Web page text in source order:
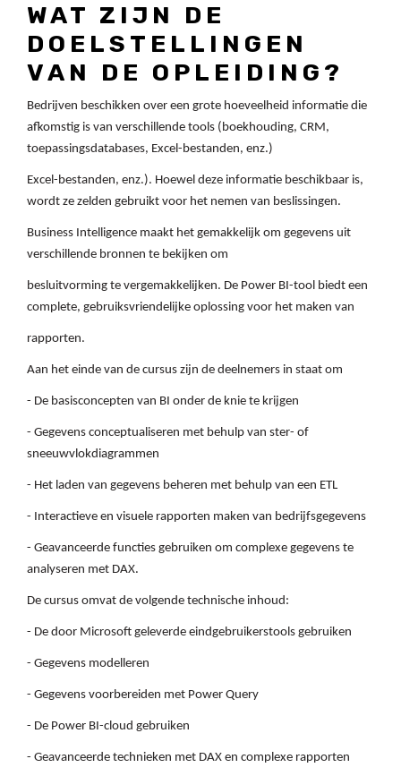
WAT ZIJN DE
DOELSTELLINGEN
VAN DE OPLEIDING?
Bedrijven beschikken over een grote hoeveelheid informatie die
afkomstig is van verschillende tools (boekhouding, CRM,
toepassingsdatabases, Excel-bestanden, enz.)
Excel-bestanden, enz.). Hoewel deze informatie beschikbaar is,
wordt ze zelden gebruikt voor het nemen van beslissingen.
Business Intelligence maakt het gemakkelijk om gegevens uit
verschillende bronnen te bekijken om
besluitvorming te vergemakkelijken. De Power BI-tool biedt een
complete, gebruiksvriendelijke oplossing voor het maken van
rapporten.
Aan het einde van de cursus zijn de deelnemers in staat om
- De basisconcepten van BI onder de knie te krijgen
- Gegevens conceptualiseren met behulp van ster- of
sneeuwvlokdiagrammen
- Het laden van gegevens beheren met behulp van een ETL
- Interactieve en visuele rapporten maken van bedrijfsgegevens
- Geavanceerde functies gebruiken om complexe gegevens te
analyseren met DAX.
De cursus omvat de volgende technische inhoud:
- De door Microsoft geleverde eindgebruikerstools gebruiken
- Gegevens modelleren
- Gegevens voorbereiden met Power Query
- De Power BI-cloud gebruiken
- Geavanceerde technieken met DAX en complexe rapporten